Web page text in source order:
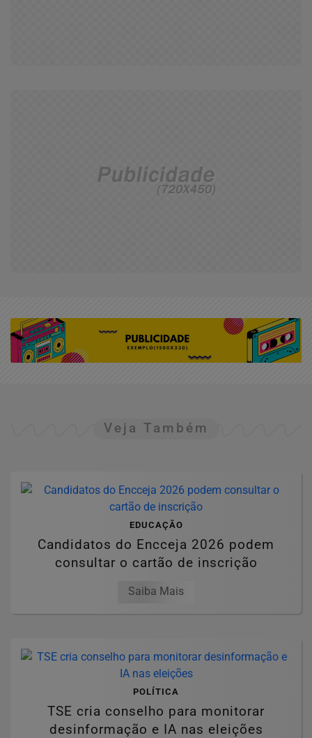
Veja Também
EDUCAÇÃO
Candidatos do Encceja 2026 podem
consultar o cartão de inscrição
Saiba Mais
POLÍTICA
TSE cria conselho para monitorar
desinformação e IA nas eleições